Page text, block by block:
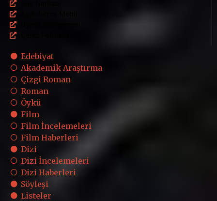
Edebiyat
Akademik Araştırma
Çizgi Roman
Roman
Öykü
Film
Film İncelemeleri
Film Haberleri
Dizi
Dizi İncelemeleri
Dizi Haberleri
Söyleşi
Listeler